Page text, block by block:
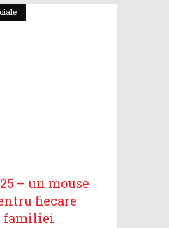
– un mouse
fiecare
familiei